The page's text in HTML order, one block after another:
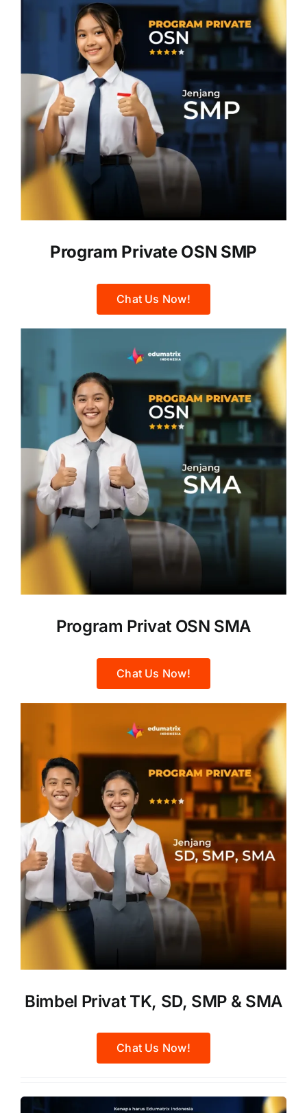
Program Private OSN SMP
Chat Us Now!
Program Privat OSN SMA
Chat Us Now!
Bimbel Privat TK, SD, SMP & SMA
Chat Us Now!